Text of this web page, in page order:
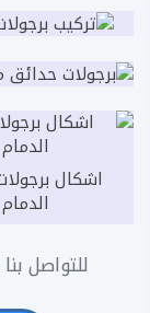
اشكال
الدمام
للتواصل